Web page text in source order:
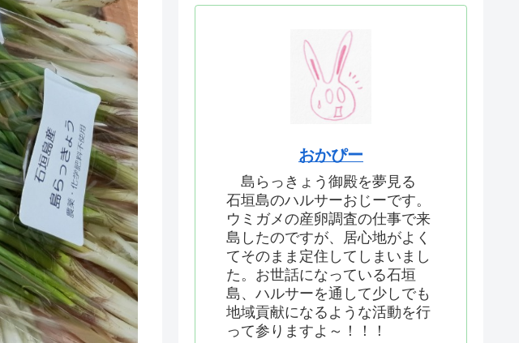
おかぴー
島らっきょう御殿を夢見る
石垣島のハルサーおじーです。
ウミガメの産卵調査の仕事で来
島したのですが、居心地がよく
てそのまま定住してしまいまし
た。お世話になっている石垣
島、ハルサーを通して少しでも
地域貢献になるような活動を行
って参りますよ～！！！